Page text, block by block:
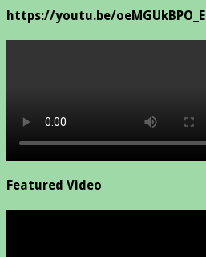
https://youtu.be/oeMGUkBPO_E
Featured Video